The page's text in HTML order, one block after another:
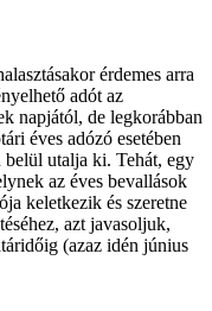
érdemes arra
adót az
napjától, de legkorábban
éves adózó esetében
utalja ki. Tehát, egy
az éves bevallások
keletkezik és szeretne
azt javasoljuk,
(azaz idén június